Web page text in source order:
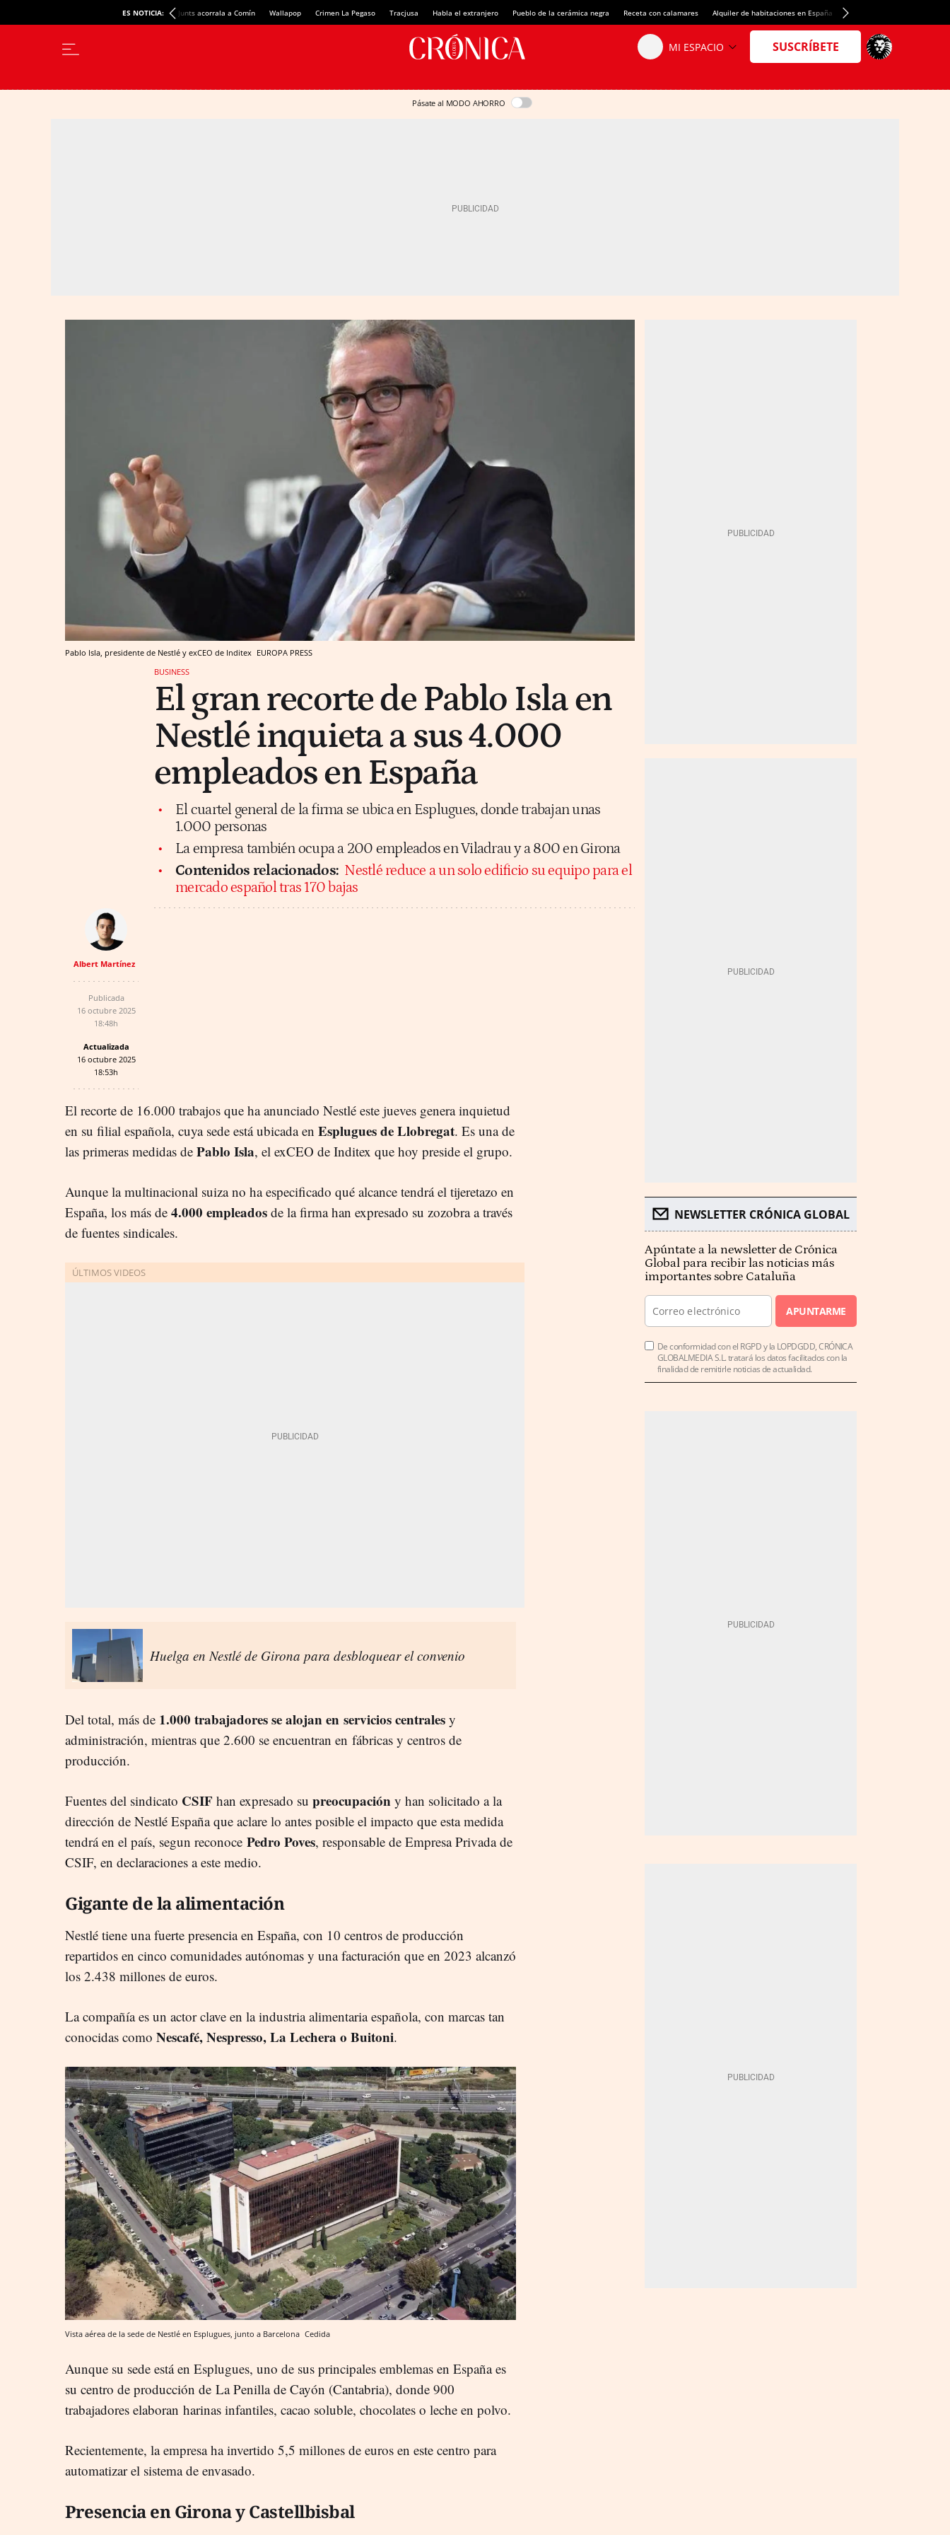
ES NOTICIA: Junts acorrala a Comín Wallapop Crimen La Pegaso Tracjusa Habla el extranjero Pueblo de la cerámica negra Receta con calamares Alquiler de habitaciones en España Crédito del Spotify Camp Nou
Pásate al MODO AHORRO
Pablo Isla, presidente de Nestlé y exCEO de Inditex EUROPA PRESS
BUSINESS
El gran recorte de Pablo Isla en
Nestlé inquieta a sus 4.000
empleados en España
El cuartel general de la firma se ubica en Esplugues, donde trabajan unas
1.000 personas
La empresa también ocupa a 200 empleados en Viladrau y a 800 en Girona
Contenidos relacionados: Nestlé reduce a un solo edificio su equipo para el
mercado español tras 170 bajas
Albert Martínez
Publicada
16 octubre 2025
18:48h
Actualizada
16 octubre 2025
18:53h
El recorte de 16.000 trabajos que ha anunciado Nestlé este jueves genera inquietud
en su filial española, cuya sede está ubicada en Esplugues de Llobregat. Es una de
las primeras medidas de Pablo Isla, el exCEO de Inditex que hoy preside el grupo.
Aunque la multinacional suiza no ha especificado qué alcance tendrá el tijeretazo en
España, los más de 4.000 empleados de la firma han expresado su zozobra a través
de fuentes sindicales.
Huelga en Nestlé de Girona para desbloquear el convenio
Del total, más de 1.000 trabajadores se alojan en servicios centrales y
administración, mientras que 2.600 se encuentran en fábricas y centros de
producción.
Fuentes del sindicato CSIF han expresado su preocupación y han solicitado a la
dirección de Nestlé España que aclare lo antes posible el impacto que esta medida
tendrá en el país, segun reconoce Pedro Poves, responsable de Empresa Privada de
CSIF, en declaraciones a este medio.
Gigante de la alimentación
Nestlé tiene una fuerte presencia en España, con 10 centros de producción
repartidos en cinco comunidades autónomas y una facturación que en 2023 alcanzó
los 2.438 millones de euros.
La compañía es un actor clave en la industria alimentaria española, con marcas tan
conocidas como Nescafé, Nespresso, La Lechera o Buitoni.
Vista aérea de la sede de Nestlé en Esplugues, junto a Barcelona Cedida
Aunque su sede está en Esplugues, uno de sus principales emblemas en España es
su centro de producción de La Penilla de Cayón (Cantabria), donde 900
trabajadores elaboran harinas infantiles, cacao soluble, chocolates o leche en polvo.
Recientemente, la empresa ha invertido 5,5 millones de euros en este centro para
automatizar el sistema de envasado.
Presencia en Girona y Castellbisbal
NEWSLETTER CRÓNICA GLOBAL
Apúntate a la newsletter de Crónica
Global para recibir las noticias más
importantes sobre Cataluña
APUNTARME
De conformidad con el RGPD y la LOPDGDD, CRÓNICA
GLOBALMEDIA S.L. tratará los datos facilitados con la
finalidad de remitirle noticias de actualidad.